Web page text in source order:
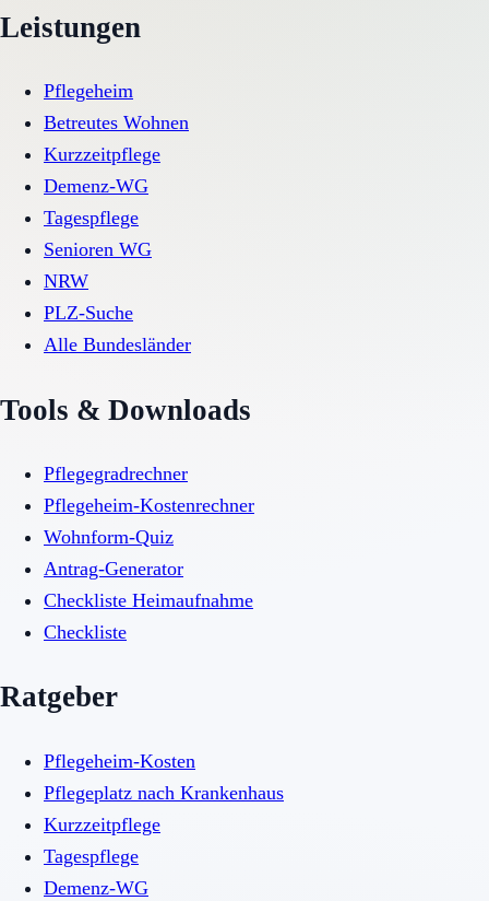
Leistungen
Pflegeheim
Betreutes Wohnen
Kurzzeitpflege
Demenz-WG
Tagespflege
Senioren WG
NRW
PLZ-Suche
Alle Bundesländer
Tools & Downloads
Pflegegradrechner
Pflegeheim-Kostenrechner
Wohnform-Quiz
Antrag-Generator
Checkliste Heimaufnahme
Checkliste
Ratgeber
Pflegeheim-Kosten
Pflegeplatz nach Krankenhaus
Kurzzeitpflege
Tagespflege
Demenz-WG